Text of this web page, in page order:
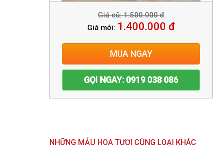
Giá cũ: 1.500.000 đ
Giá mới: 1.400.000 đ
MUA NGAY
GỌI NGAY: 0919 038 086
NHỮNG MẪU HOA TƯƠI CÙNG LOẠI KHÁC